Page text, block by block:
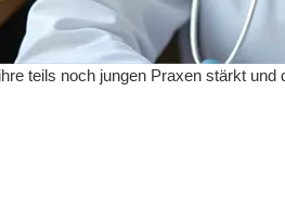
teils noch jungen Praxen stärkt und